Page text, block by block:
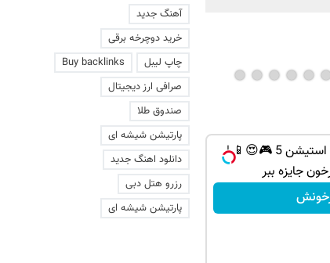
از آیفون 17 تا پلی استیشن 5 🎮😍📱 |
جایزه ببر
آهنگ جدید
خرید دوچرخه برقی
چاپ لیبل
Buy backlinks
صرافی ارز دیجیتال
صندوق طلا
پارتیشن شیشه ای
دانلود اهنگ جدید
رزرو هتل دبی
پارتیشن شیشه ای